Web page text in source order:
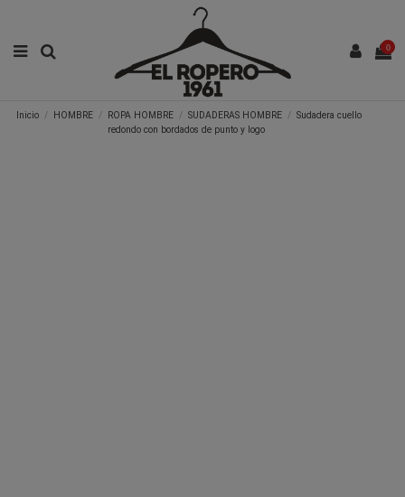
0
Inicio HOMBRE ROPA HOMBRE SUDADERAS HOMBRE
Sudadera cuello
redondo con bordados de punto y logo